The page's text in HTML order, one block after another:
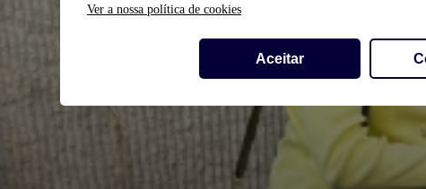
Ver a nossa política de cookies
Aceitar